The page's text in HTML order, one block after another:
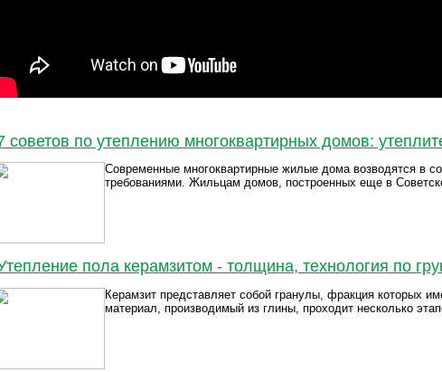
советов по утеплению многоквартирных домов:
Современные многоквартирные жилые дома возводятся в
требованиями. Жильцам домов, построенных еще в
пола керамзитом - толщина, технология по
Керамзит представляет собой гранулы, фракция которых
материал, производимый из глины, проходит несколько